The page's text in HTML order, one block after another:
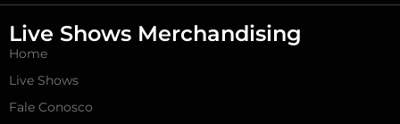
Live Shows Merchandising
Home
Live Shows
Fale Conosco